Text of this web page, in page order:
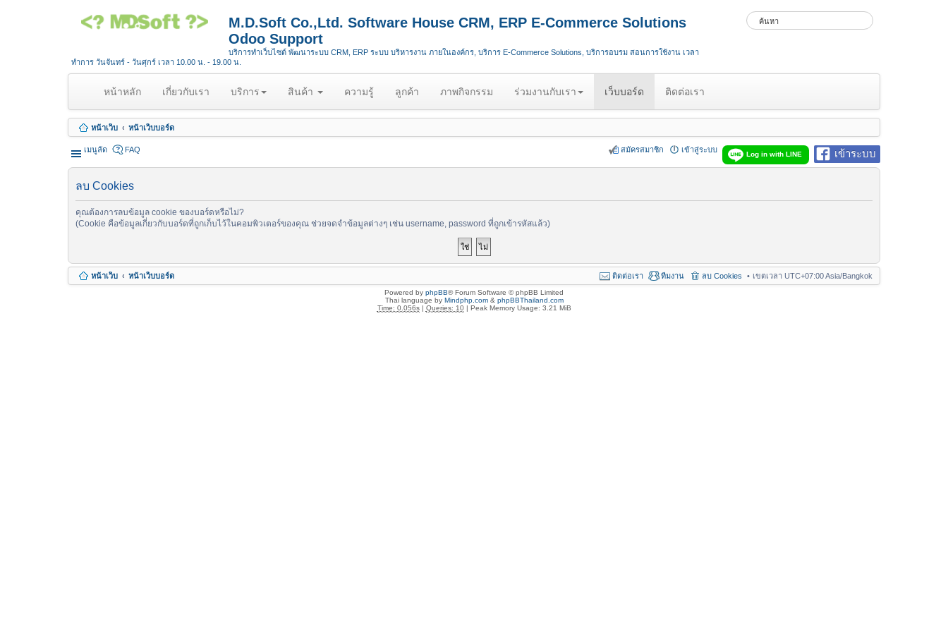
M.D.Soft Co.,Ltd. Software House CRM, ERP E-Commerce Solutions
Odoo Support
บริการทำเว็บไซต์ พัฒนาระบบ CRM, ERP ระบบ บริหารงาน ภายในองค์กร, บริการ E-Commerce Solutions, บริการอบรม สอนการใช้งาน เวลา
ทำการ วันจันทร์ - วันศุกร์ เวลา 10.00 น. - 19.00 น.
หน้าหลัก(
u
r
)
เกี่ยวกับเรา บริการ สินค้า ความรู้ ลูกค้า ภาพกิจกรรม ร่วมงานกับเรา เว็บบอร์ด ติดต่อเรา
หน้าเว็บ หน้าเว็บบอร์ด
เมนูลัด เข้าระบบ
Log in with LINE
FAQ เข้าสู่ระบบ
สมัครสมาชิก
ลบ Cookies
คุณต้องการลบข้อมูล cookie ของบอร์ดหรือไม่?
(Cookie คือข้อมูลเกี่ยวกับบอร์ดที่ถูกเก็บไว้ในคอมพิวเตอร์ของคุณ ช่วยจดจำข้อมูลต่างๆ เช่น username, password ที่ถูกเข้ารหัสแล้ว)
หน้าเว็บ หน้าเว็บบอร์ด เขตเวลา UTC+07:00 Asia/Bangkok
ลบ Cookies
ทีมงาน
ติดต่อเรา
Powered by phpBB® Forum Software © phpBB Limited
Thai language by Mindphp.com& phpBBThailand.com
Time: 0.056s| Queries: 10| Peak Memory Usage: 3.21 MiB